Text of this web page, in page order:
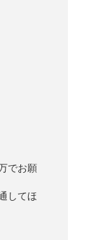
でお願
してほ